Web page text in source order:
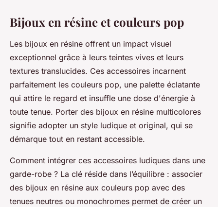
Bijoux en résine et couleurs pop
Les bijoux en résine offrent un impact visuel
exceptionnel grâce à leurs teintes vives et leurs
textures translucides. Ces accessoires incarnent
parfaitement les couleurs pop, une palette éclatante
qui attire le regard et insuffle une dose d'énergie à
toute tenue. Porter des bijoux en résine multicolores
signifie adopter un style ludique et original, qui se
démarque tout en restant accessible.
Comment intégrer ces accessoires ludiques dans une
garde-robe ? La clé réside dans l’équilibre : associer
des bijoux en résine aux couleurs pop avec des
tenues neutres ou monochromes permet de créer un